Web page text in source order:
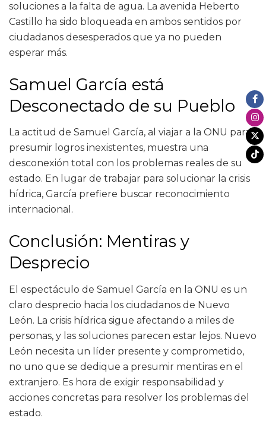
soluciones a la falta de agua. La avenida Heberto
Castillo ha sido bloqueada en ambos sentidos por
ciudadanos desesperados que ya no pueden
esperar más.
Samuel García está
Desconectado de su Pueblo
La actitud de Samuel García, al viajar a la ONU para
presumir logros inexistentes, muestra una
desconexión total con los problemas reales de su
estado. En lugar de trabajar para solucionar la crisis
hídrica, García prefiere buscar reconocimiento
internacional.
Conclusión: Mentiras y
Desprecio
El espectáculo de Samuel García en la ONU es un
claro desprecio hacia los ciudadanos de Nuevo
León. La crisis hídrica sigue afectando a miles de
personas, y las soluciones parecen estar lejos. Nuevo
León necesita un líder presente y comprometido,
no uno que se dedique a presumir mentiras en el
extranjero. Es hora de exigir responsabilidad y
acciones concretas para resolver los problemas del
estado.